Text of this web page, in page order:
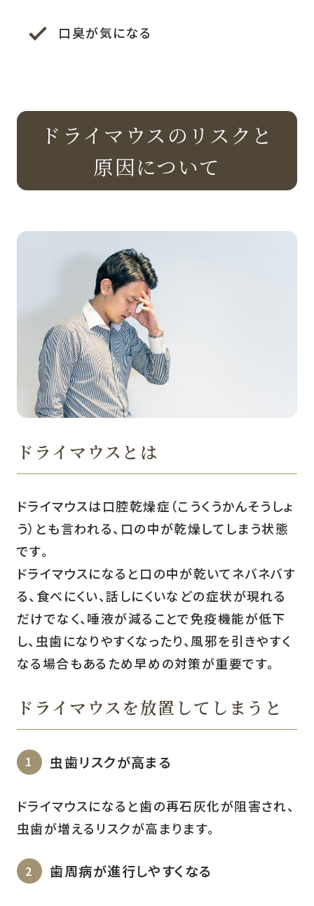
口臭が気になる
ドライマウスのリスクと
原因について
ドライマウスとは
ドライマウスは口腔乾燥症（こうくうかんそうしょ
う）とも言われる、口の中が乾燥してしまう状態
です。
ドライマウスになると口の中が乾いてネバネバす
る、食べにくい、話しにくいなどの症状が現れる
だけでなく、唾液が減ることで免疫機能が低下
し、虫歯になりやすくなったり、風邪を引きやすく
なる場合もあるため早めの対策が重要です。
ドライマウスを放置してしまうと
虫歯リスクが高まる
ドライマウスになると歯の再石灰化が阻害され、
虫歯が増えるリスクが高まります。
歯周病が進行しやすくなる